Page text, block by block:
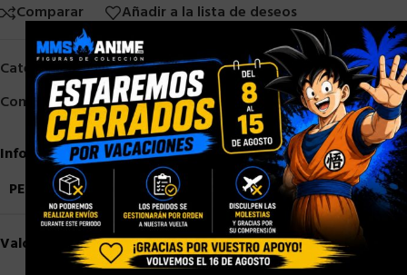
Comparar
Añadir a la lista de deseos
Categorías:Good Smile Company,Otros,Otros Fabricantes
Compartir:
Información adicional
PESO
3,5 kg
Valoraciones (0)
×